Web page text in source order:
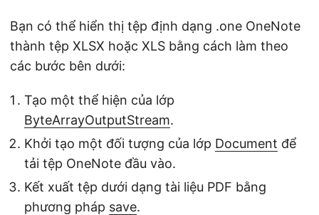
Bạn có thể hiển thị tệp định dạng .one OneNote
thành tệp XLSX hoặc XLS bằng cách làm theo
các bước bên dưới:
Tạo một thể hiện của lớp
ByteArrayOutputStream.
Khởi tạo một đối tượng của lớp Document để
tải tệp OneNote đầu vào.
Kết xuất tệp dưới dạng tài liệu PDF bằng
phương pháp save.